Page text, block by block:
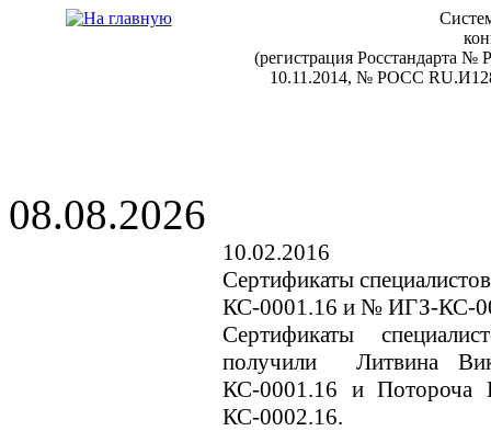
(регистрация
10.11.2014, № РОСС
08.08.2026
10.02.2016
Сертификаты
КС-0001.16 и № ИГЗ-КС-
Сертификаты
получили Литвина
КС-0001.16 и
КС-0002.16.